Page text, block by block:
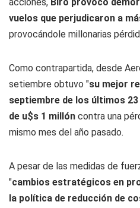
vuelos que perjudicaron a
provocándole millonarias
Como contrapartida, desde
setiembre obtuvo "su mejor
septiembre de los últimos
de u$s 1 millón contra una
mismo mes del año pasado.
A pesar de las medidas de
"cambios estratégicos en
la política de reducción de